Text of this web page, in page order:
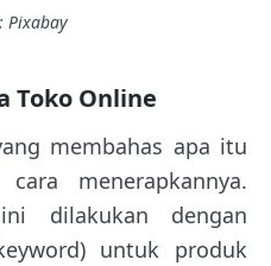
Pixabay
Toko Online
membahas apa itu
menerapkannya.
dilakukan dengan
untuk produk